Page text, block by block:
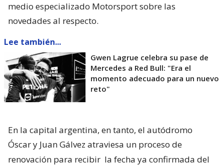
medio especializado Motorsport sobre las
novedades al respecto.
Lee también...
Gwen Lagrue celebra su pase de
Mercedes a Red Bull: "Era el
momento adecuado para un nuevo
reto"
En la capital argentina, en tanto, el autódromo
Óscar y Juan Gálvez atraviesa un proceso de
renovación para recibir la fecha ya confirmada del